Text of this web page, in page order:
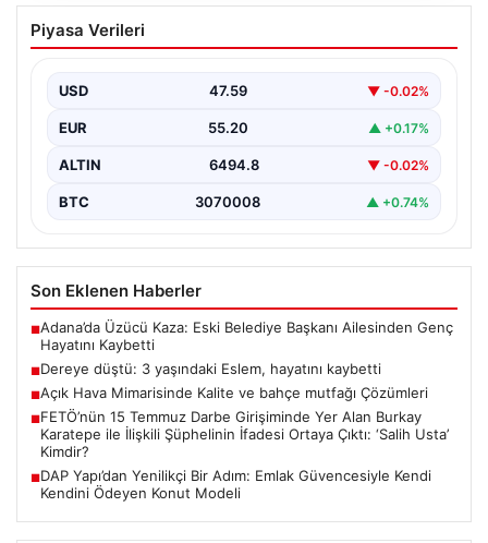
Dereye düştü: 3 yaşındaki Eslem,
hayatını kaybetti
Piyasa Verileri
USD 47.59 ▼ -0.02%
EUR 55.20 ▲ +0.17%
ALTIN 6494.8 ▼ -0.02%
BTC 3070008 ▲ +0.74%
Son Eklenen Haberler
■Adana’da Üzücü Kaza: Eski Belediye Başkanı Ailesinden Genç
Hayatını Kaybetti
■Dereye düştü: 3 yaşındaki Eslem, hayatını kaybetti
■Açık Hava Mimarisinde Kalite ve bahçe mutfağı Çözümleri
■FETÖ’nün 15 Temmuz Darbe Girişiminde Yer Alan Burkay
Karatepe ile İlişkili Şüphelinin İfadesi Ortaya Çıktı: ‘Salih Usta’
Kimdir?
■DAP Yapı’dan Yenilikçi Bir Adım: Emlak Güvencesiyle Kendi
Kendini Ödeyen Konut Modeli